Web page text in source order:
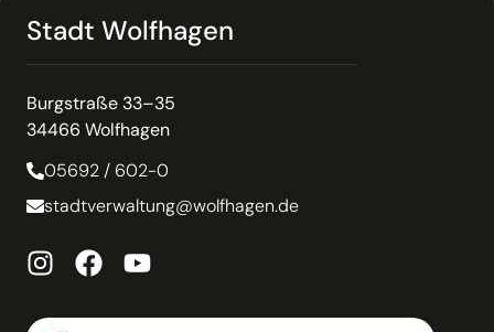
Stadt Wolfhagen
Burgstraße 33–35
34466 Wolfhagen
05692 / 602-0
stadtverwaltung@wolfhagen.de